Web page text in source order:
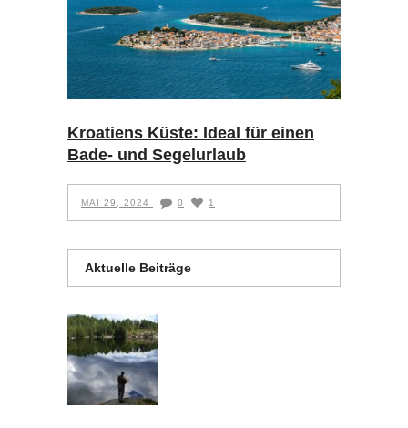
Kroatiens Küste: Ideal für einen
Bade- und Segelurlaub
MAI 29, 2024 0 1
Aktuelle Beiträge